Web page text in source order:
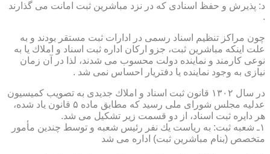
د: پذیرش و حفظ اسنادی كه در نزد مباشرین ثبت امانت می گذارند
.
چون مراكز تنظیم اسناد رسمی در ادارات ثبت مستقر بودند و به
علت اینكه مباشرین ثبت، جزو اركان اداره ثبت اسناد و املاك یا به
نوعی كارمند و نماینده دولت محسوب می شدند، لذا در آن زمان
نیازی به وجود نماینده یا دفتریار احساس نمی شد .
در سال ۱۳۰۲ قانون ثبت اسناد و املاك جدیدی به تصویب كمیسیون
عدلیه مجلس شورای ملی رسید كه مطابق ماده ۵ قانون یاد شده،
هر دایره ثبت اسناد، از دو قسمت زیر تشكیل می شد.
۱ـ شعبه ثبت: به ریاست یك نفر رئیس شعبه و توسط چندین مأمور
متخصص (بنام مباشرین ثبت) اداره می شد